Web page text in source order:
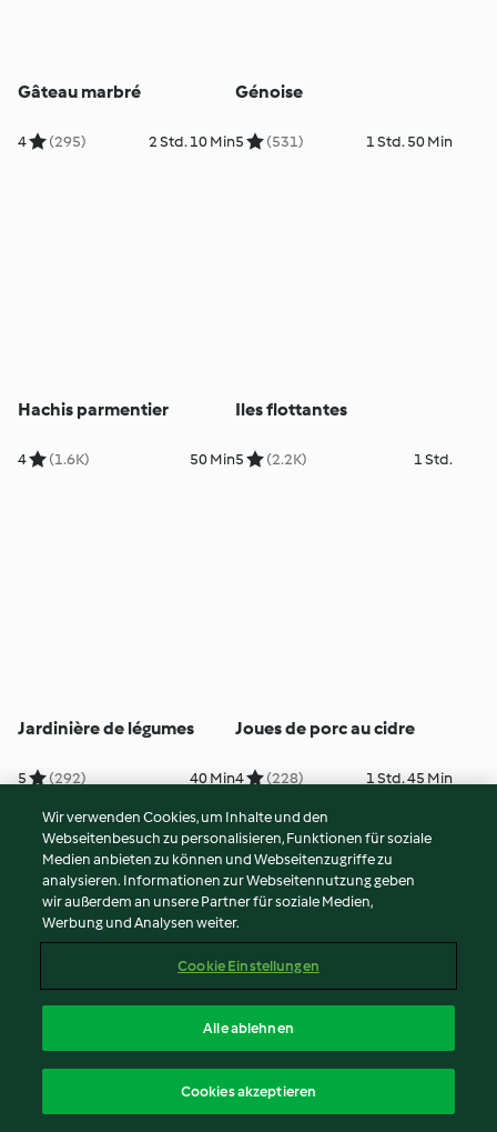
Gâteau marbré
4 (295) 2 Std. 10 Min
Génoise
5 (531) 1 Std. 50 Min
Hachis parmentier
4 (1.6K) 50 Min
Iles flottantes
5 (2.2K) 1 Std.
Jardinière de légumes
5 (292) 40 Min
Joues de porc au cidre
4 (228) 1 Std. 45 Min
Brioche "super bonne"
3 Std.
Lapin aux pruneaux
3 (57)
Wir verwenden Cookies, um Inhalte und den
Webseitenbesuch zu personalisieren, Funktionen für soziale
Medien anbieten zu können und Webseitenzugriffe zu
analysieren. Informationen zur Webseitennutzung geben
wir außerdem an unsere Partner für soziale Medien,
Werbung und Analysen weiter.
Cookie Einstellungen
Alle ablehnen
Cookies akzeptieren